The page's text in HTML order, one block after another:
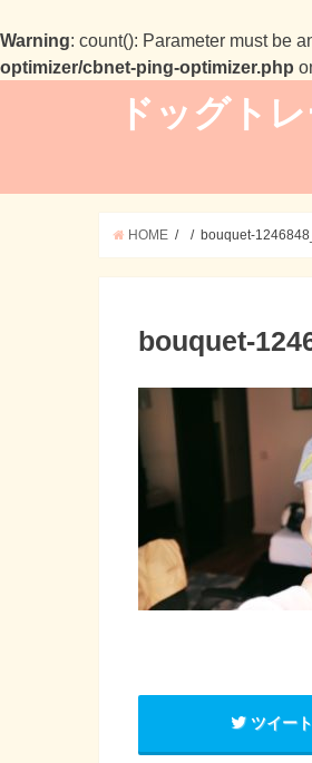
Warning: count(): Parameter must be
optimizer/cbnet-ping-optimizer.php
ドッグト
HOME bouquet-
bouquet-
ツイート